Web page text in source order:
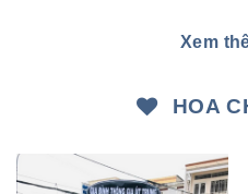
Xem
HOA